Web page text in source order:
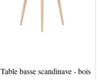
Table basse scandinave - bois